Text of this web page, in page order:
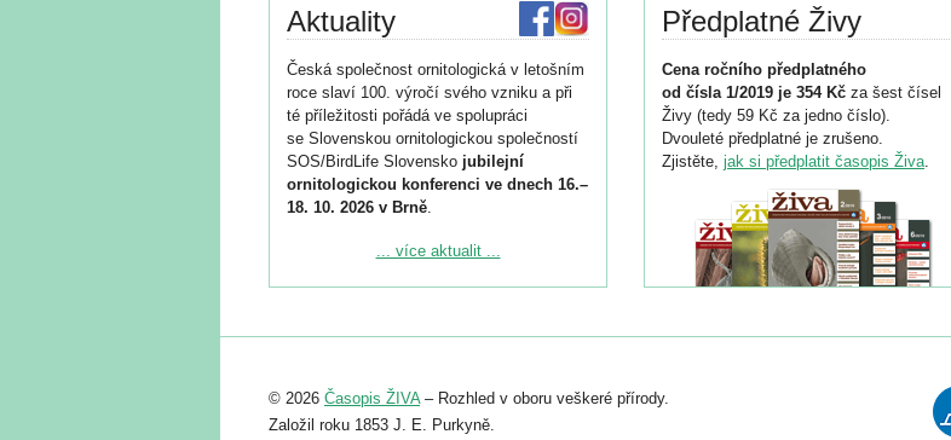
Aktuality
Česká společnost ornitologická v letošním
roce slaví 100. výročí svého vzniku a při
té příležitosti pořádá ve spolupráci
se Slovenskou ornitologickou společností
SOS/BirdLife Slovensko jubilejní
ornitologickou konferenci ve dnech 16.–
18. 10. 2026 v Brně.
Podrobnější informace ke konferenci
Registrovat se můžete do 6. září.
abstraktu přihlášené přednášky nebo
posteru je už 30. června.
... více aktualit ...
Předplatné Živy
Cena ročního předplatného
od čísla 1/2019 je 354 Kč za šest čísel
Živy (tedy 59 Kč za jedno číslo).
Dvouleté předplatné je zrušeno.
Zjistěte, jak si předplatit časopis Živa.
© 2026 Časopis ŽIVA– Rozhled v oboru veškeré přírody.
Založil roku 1853 J. E. Purkyně.